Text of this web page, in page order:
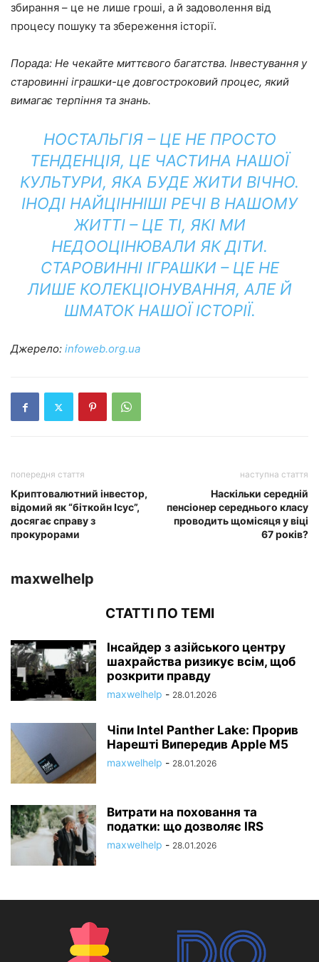
збирання – це не лише гроші, а й задоволення від
процесу пошуку та збереження історії.
Порада: Не чекайте миттєвого багатства. Інвестування у
старовинні іграшки-це довгостроковий процес, який
вимагає терпіння та знань.
НОСТАЛЬГІЯ – ЦЕ НЕ ПРОСТО
ТЕНДЕНЦІЯ, ЦЕ ЧАСТИНА НАШОЇ
КУЛЬТУРИ, ЯКА БУДЕ ЖИТИ ВІЧНО.
ІНОДІ НАЙЦІННІШІ РЕЧІ В НАШОМУ
ЖИТТІ – ЦЕ ТІ, ЯКІ МИ
НЕДООЦІНЮВАЛИ ЯК ДІТИ.
СТАРОВИННІ ІГРАШКИ – ЦЕ НЕ
ЛИШЕ КОЛЕКЦІОНУВАННЯ, АЛЕ Й
ШМАТОК НАШОЇ ІСТОРІЇ.
Джерело: infoweb.org.ua
попередня стаття
Криптовалютний інвестор,
відомий як “біткойн Ісус”,
досягає справу з
прокурорами
наступна стаття
Наскільки середній
пенсіонер середнього класу
проводить щомісяця у віці
67 років?
maxwelhelp
СТАТТІ ПО ТЕМІ
Інсайдер з азійського центру
шахрайства ризикує всім, щоб
розкрити правду
maxwelhelp - 28.01.2026
Чіпи Intel Panther Lake: Прорив
Нарешті Випередив Apple M5
maxwelhelp - 28.01.2026
Витрати на поховання та
податки: що дозволяє IRS
maxwelhelp - 28.01.2026